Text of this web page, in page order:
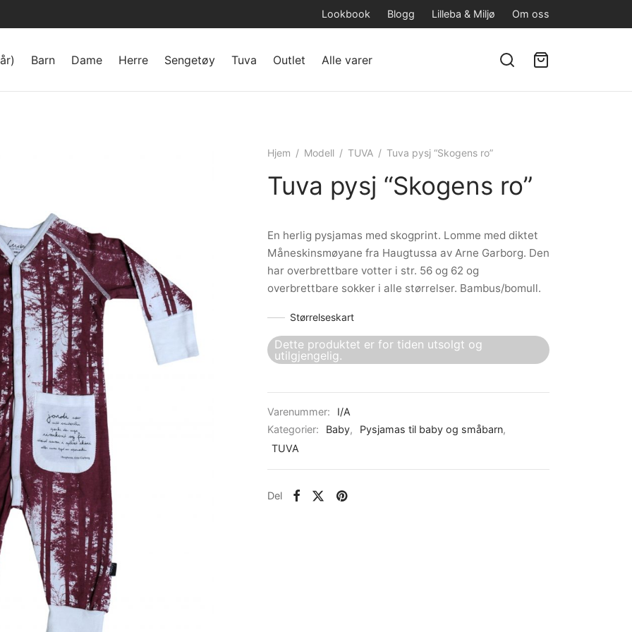
Lookbook Blogg Lilleba & Miljø Om oss
Barn Dame Herre Sengetøy Tuva Outlet Alle varer
Hjem / Modell / TUVA / Tuva pysj “Skogens ro”
Tuva pysj “Skogens ro”
En herlig pysjamas med skogprint. Lomme med diktet
Måneskinsmøyane fra Haugtussa av Arne Garborg. Den
har overbrettbare votter i str. 56 og 62 og
overbrettbare sokker i alle størrelser. Bambus/bomull.
Størrelseskart
Dette produktet er for tiden utsolgt og
utilgjengelig.
Varenummer:
I/A
Kategorier:
Baby, Pysjamas til baby og småbarn,
TUVA
Del